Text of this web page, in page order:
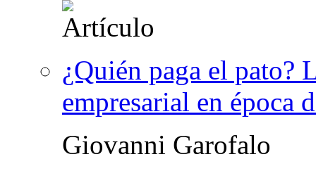
¿Quién paga el pato?
empresarial en época
Giovanni Garofalo